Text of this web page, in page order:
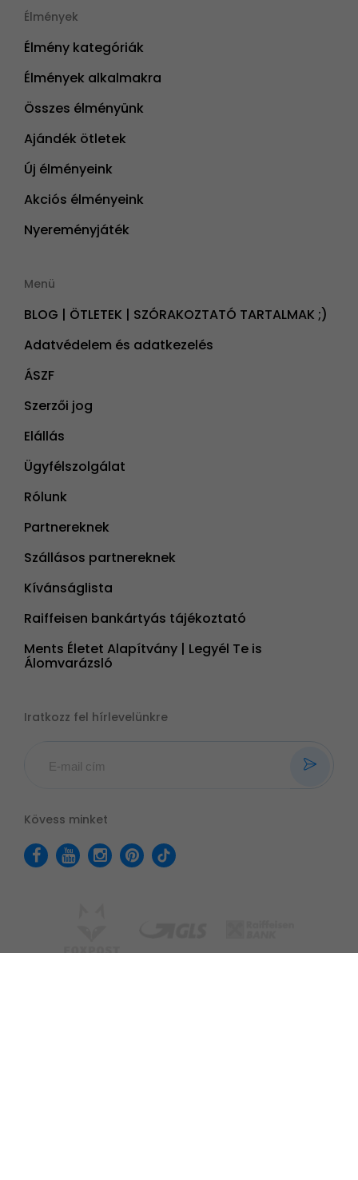
Élmények
Élmény kategóriák
Élmények alkalmakra
Összes élményünk
Ajándék ötletek
Új élményeink
Akciós élményeink
Nyereményjáték
Menü
BLOG | ÖTLETEK | SZÓRAKOZTATÓ TARTALMAK ;)
Adatvédelem és adatkezelés
ÁSZF
Szerzői jog
Elállás
Ügyfélszolgálat
Rólunk
Partnereknek
Szállásos partnereknek
Kívánságlista
Raiffeisen bankártyás tájékoztató
Ments Életet Alapítvány | Legyél Te is
Álomvarázsló
Iratkozz fel hírlevelünkre
Kövess minket